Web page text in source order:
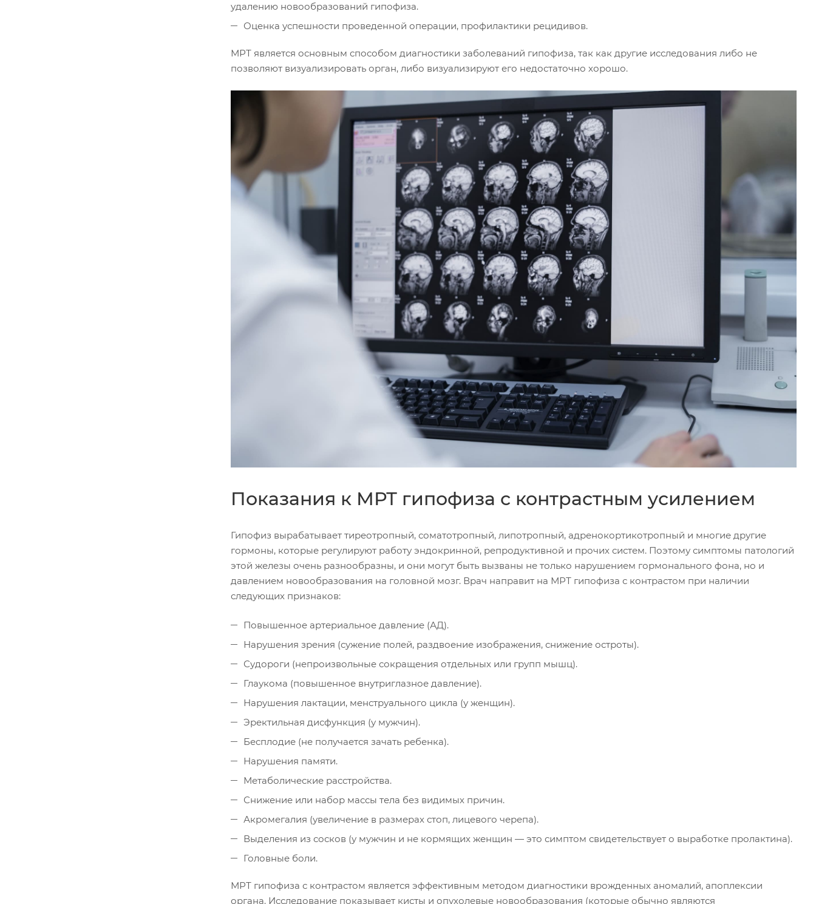
удалению новообразований гипофиза.
Оценка успешности проведенной операции, профилактики рецидивов.
МРТ является основным способом диагностики заболеваний гипофиза, так как другие исследования либо не
позволяют визуализировать орган, либо визуализируют его недостаточно хорошо.
Показания к МРТ гипофиза с контрастным усилением
Гипофиз вырабатывает тиреотропный, соматотропный, липотропный, адренокортикотропный и многие другие
гормоны, которые регулируют работу эндокринной, репродуктивной и прочих систем. Поэтому симптомы патологий
этой железы очень разнообразны, и они могут быть вызваны не только нарушением гормонального фона, но и
давлением новообразования на головной мозг. Врач направит на МРТ гипофиза с контрастом при наличии
следующих признаков:
Повышенное артериальное давление (АД).
Нарушения зрения (сужение полей, раздвоение изображения, снижение остроты).
Судороги (непроизвольные сокращения отдельных или групп мышц).
Глаукома (повышенное внутриглазное давление).
Нарушения лактации, менструального цикла (у женщин).
Эректильная дисфункция (у мужчин).
Бесплодие (не получается зачать ребенка).
Нарушения памяти.
Метаболические расстройства.
Снижение или набор массы тела без видимых причин.
Акромегалия (увеличение в размерах стоп, лицевого черепа).
Выделения из сосков (у мужчин и не кормящих женщин — это симптом свидетельствует о выработке пролактина).
Головные боли.
МРТ гипофиза с контрастом является эффективным методом диагностики врожденных аномалий, апоплексии
органа. Исследование показывает кисты и опухолевые новообразования (которые обычно являются